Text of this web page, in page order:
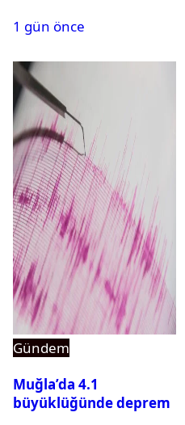
1 gün önce
Gündem
Muğla’da 4.1
büyüklüğünde deprem